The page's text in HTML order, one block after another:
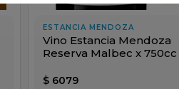
ESTANCIA MENDOZA
Vino Estancia Mendoza
Reserva Malbec x 750cc
$ 6079